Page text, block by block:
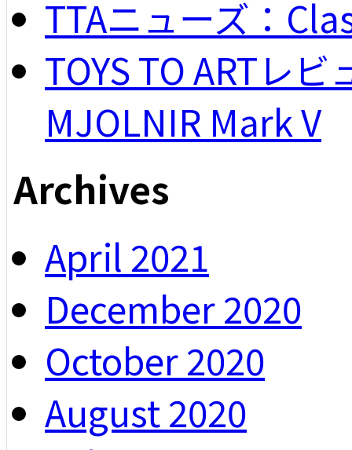
TTAニューズ：
TOYS TO ARTレ
MJOLNIR Mark V
Archives
April 2021
December 2020
October 2020
August 2020